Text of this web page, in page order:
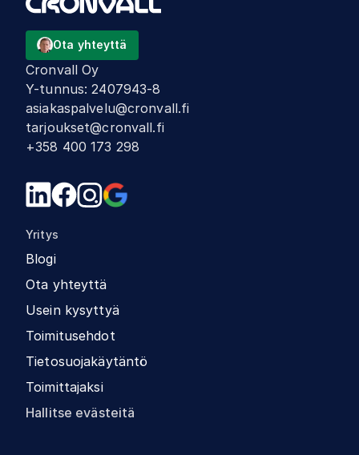
Ota yhteyttä
Cronvall Oy
Y-tunnus:2407943-8
asiakaspalvelu@cronvall.fi
tarjoukset@cronvall.fi
+358 400 173 298
Yritys
Blogi
Ota yhteyttä
Usein kysyttyä
Toimitusehdot
Tietosuojakäytäntö
Toimittajaksi
Hallitse evästeitä